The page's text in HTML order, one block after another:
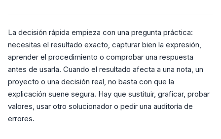
La decisión rápida empieza con una pregunta práctica:
necesitas el resultado exacto, capturar bien la expresión,
aprender el procedimiento o comprobar una respuesta
antes de usarla. Cuando el resultado afecta a una nota, un
proyecto o una decisión real, no basta con que la
explicación suene segura. Hay que sustituir, graficar, probar
valores, usar otro solucionador o pedir una auditoría de
errores.